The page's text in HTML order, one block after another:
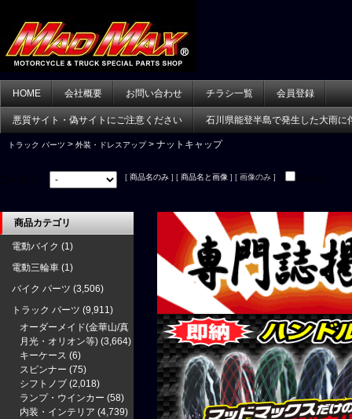
HOME 会社概要 お問い合わせ チラシ一覧 会員登録
悪質サイト・偽サイトにご注意ください 石川県能登半島で発生した大雨に
トラック パーツ > 外装・ドレスアップ> ナットキャップ
[ 商品名のみ ] [ 商品名と画像 ] [ 画像のみ ]
商品カテゴリ
電動バイク (1)
電動三輪車 (1)
バイク パーツ (3,506)
トラック パーツ (9,911)
オーダーメイド(金華山/真
月光・オリオン等) (3,664)
キーケース (6)
スピンナー (75)
シフトノブ (2,018)
ランプ・ウインカー (58)
内装・インテリア (4,739)